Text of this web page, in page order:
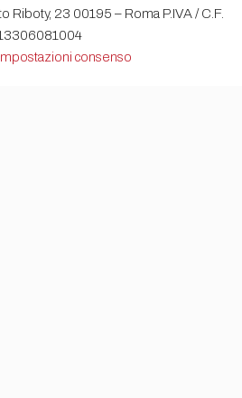
Riboty, 23 00195 – Roma P.IVA / C.F.
consenso